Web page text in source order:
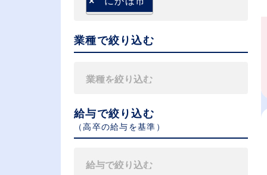
業種で絞り込む
給与で絞り込む
（⾼卒の給与を基準）